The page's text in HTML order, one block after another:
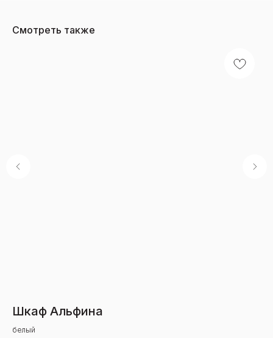
Смотреть также
Шкаф Альфина
белый